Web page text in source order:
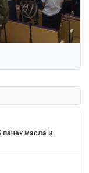
пачек масла и